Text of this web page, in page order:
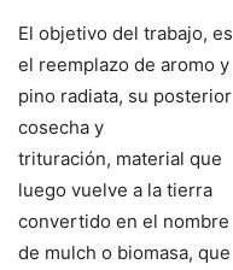
El objetivo del trabajo, es
el reemplazo de aromo y
pino radiata, su posterior
cosecha y
trituración, material que
luego vuelve a la tierra
convertido en el nombre
de mulch o biomasa, que